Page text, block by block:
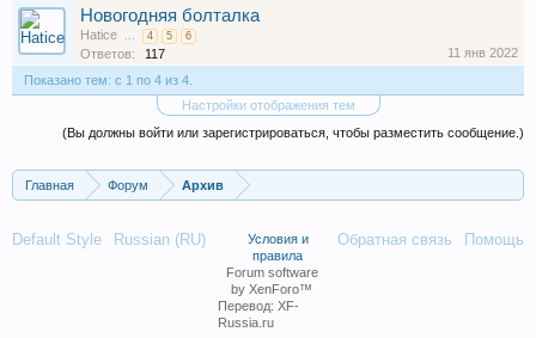
Новогодняя болталка
Hatice ... 4 5 6
Ответов: 117
11 янв 2022
Показано тем: с 1 по 4 из 4.
Настройки отображения тем
(Вы должны войти или зарегистрироваться, чтобы разместить сообщение.)
Главная Форум Архив
Default Style Russian (RU) Обратная связь Помощь
Условия и
правила
Forum software
by XenForo™
Перевод: XF-
Russia.ru